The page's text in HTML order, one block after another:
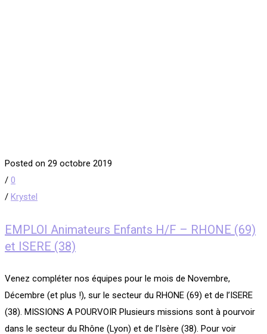
Posted on 29 octobre 2019
/ 0
/ Krystel
EMPLOI Animateurs Enfants H/F – RHONE (69)
et ISERE (38)
Venez compléter nos équipes pour le mois de Novembre,
Décembre (et plus !), sur le secteur du RHONE (69) et de l’ISERE
(38). MISSIONS A POURVOIR Plusieurs missions sont à pourvoir
dans le secteur du Rhône (Lyon) et de l’Isère (38). Pour voir